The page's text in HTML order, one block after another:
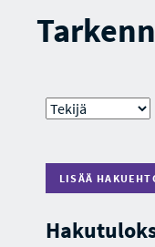
LISÄÄ